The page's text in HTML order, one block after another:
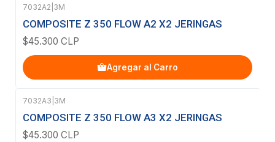
7032A2 3M
COMPOSITE Z 350 FLOW A2 X2 JERINGAS
$45.300 CLP
Agregar al Carro
Agotado
7032A3 3M
COMPOSITE Z 350 FLOW A3 X2 JERINGAS
$45.300 CLP